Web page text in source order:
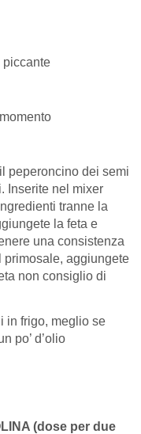
piccante
peperoncino dei semi
Inserite nel mixer
tranne la
la feta e
una consistenza
primosale, aggiungete
non consiglio di
in frigo, meglio se
po’ d’olio
(dose per due